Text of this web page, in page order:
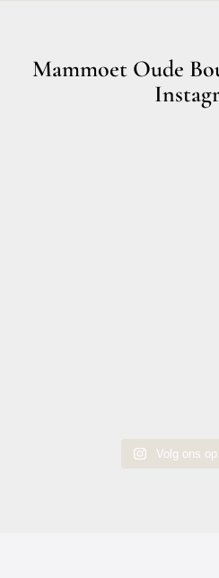
Mammoet Oude
Volg ons